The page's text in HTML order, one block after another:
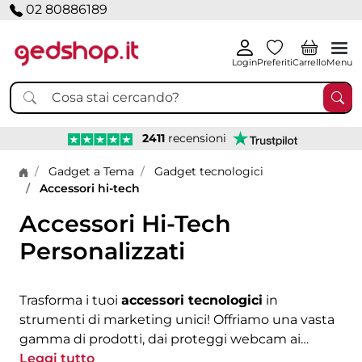
02 80886189
LoginPreferitiCarrelloMenu
2411 recensioni
Home page
Gadget a Tema
Gadget tecnologici
Accessori hi-tech
Accessori Hi-Tech
Personalizzati
Trasforma i tuoi accessori tecnologici in
strumenti di marketing unici! Offriamo una vasta
gamma di prodotti, dai proteggi webcam ai
caricatori wireless, dai guanti touch ai connettori
Leggi tutto